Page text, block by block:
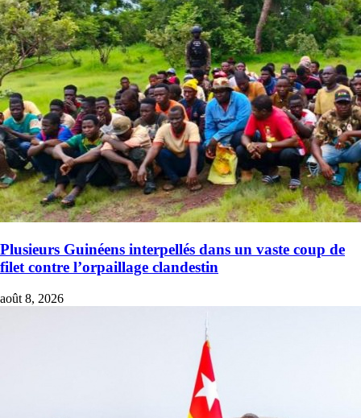
Plusieurs Guinéens interpellés dans un vaste coup de
filet contre l’orpaillage clandestin
août 8, 2026